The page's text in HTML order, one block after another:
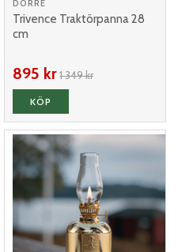
DORRE
Trivence Traktörpanna 28
cm
895 kr 1 349 kr
KÖP